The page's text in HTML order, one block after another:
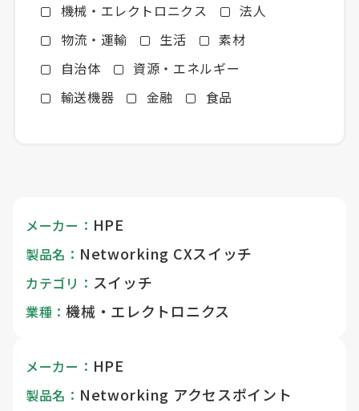
機械・エレクトロニクス
法人
物流・運輸
生活
素材
自治体
資源・エネルギー
輸送機器
金融 食品
メーカー： HPE
製品名： Networking CXスイッチ
カテゴリ： スイッチ
業種：機械・エレクトロニクス
メーカー： HPE
製品名： Networking アクセスポイント